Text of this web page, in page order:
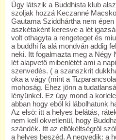
Ügy látszik a Buddhista klub
szoljak hozzá Keczanné
Gautama Sziddhártha nem
aszkétaként keresve a lét
volt othagyta a rengeteget és
a buddhi fa alá mondván addig
neki. Itt fogalmazta meg a Négy
lét alapvetö mibenlétét ami a
szenvedés. ( a szanszkrit
oka a vágy (mint a
mohoság. Ehez jönn a
lényünkel. Ez úgy mond a
abban hogy eböl ki lábolhatunk
Az elsö: itt a helyes belátás,
nem kell okvetlenül, hogy
szándék. Itt az eltökéltségröl
a helyes beszéd. A negyedik: a